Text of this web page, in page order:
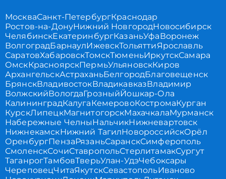
МоскваСанкт-ПетербургКраснодар
Ростов-на-ДонуНижний НовгородНовосибирск
ЧелябинскЕкатеринбургКазаньУфаВоронеж
ВолгоградБарнаулИжевскТольяттиЯрославль
СаратовХабаровскТомскТюменьИркутскСамара
ОмскКрасноярскПермьУльяновскКиров
АрхангельскАстраханьБелгородБлаговещенск
БрянскВладивостокВладикавказВладимир
ВолжскийВологдаГрозныйЙошкар-Ола
КалининградКалугаКемеровоКостромаКурган
КурскЛипецкМагнитогорскМахачкалаМурманск
Набережные ЧелныНальчикНижневартовск
НижнекамскНижний ТагилНовороссийскОрёл
ОренбургПензаРязаньСаранскСимферополь
СмоленскСочиСтавропольСтерлитамакСургут
ТаганрогТамбовТверьУлан-УдэЧебоксары
ЧереповецЧитаЯкутскСевастопольИваново